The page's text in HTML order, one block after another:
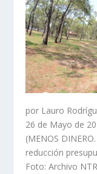
por Lauro
26 de Mayo de
(MENOS
reducción
Foto: Archivo